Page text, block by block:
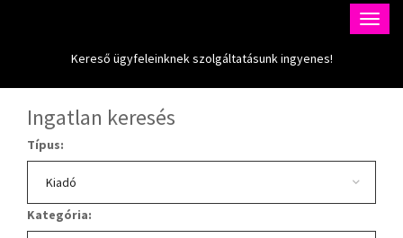
Kereső ügyfeleinknek szolgáltatásunk ingyenes!
Ingatlan keresés
Típus:
Kategória: